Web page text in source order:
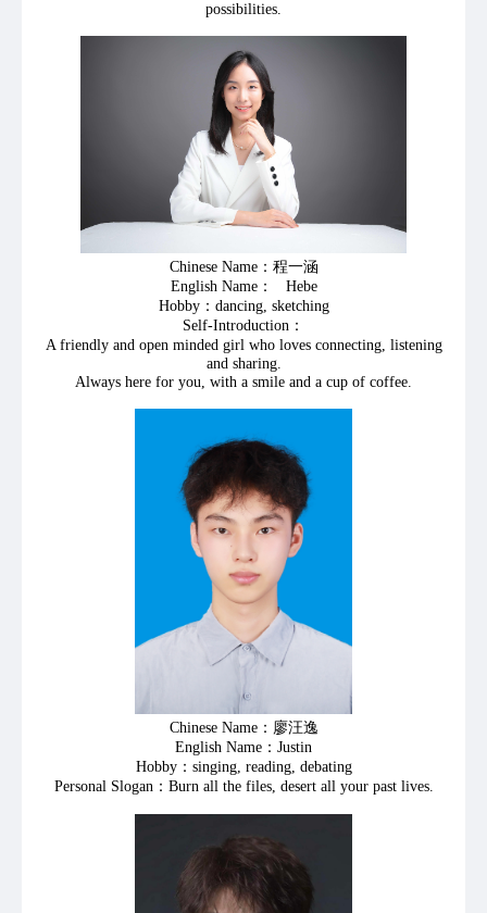
possibilities.
Chinese Name：程一涵
English Name： Hebe
Hobby：dancing, sketching
Self-Introduction：
A friendly and open minded girl who loves connecting, listening
and sharing.
Always here for you, with a smile and a cup of coffee.
Chinese Name：廖汪逸
English Name：Justin
Hobby：singing, reading, debating
Personal Slogan：Burn all the files, desert all your past lives.